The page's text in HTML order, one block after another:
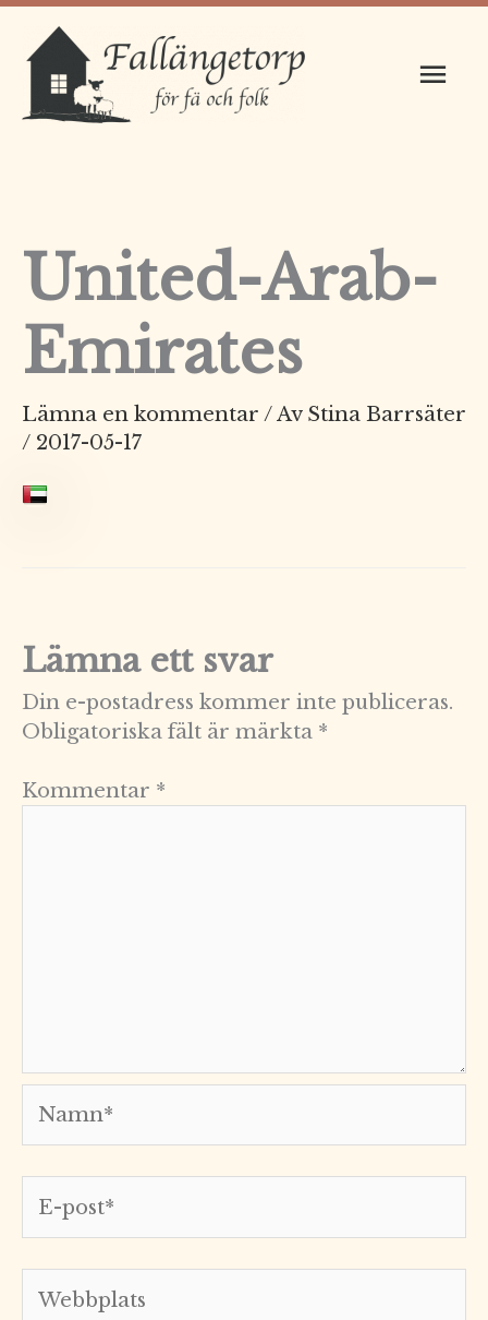
Hoppa
innehåll
United-Arab-
Emirates
Lämna en kommentar / Av Stina Barrsäter
/ 2017-05-17
Lämna ett svar
Din e-postadress kommer inte publiceras.
Obligatoriska fält är märkta *
Kommentar *
post*